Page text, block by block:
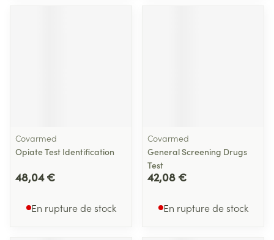
Covarmed
Opiate Test Identification
48,04 €
En rupture de stock
Covarmed
General Screening Drugs
Test
42,08 €
En rupture de stock